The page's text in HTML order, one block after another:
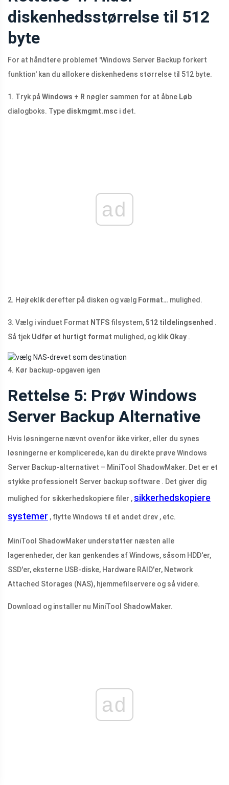
diskenhedsstørrelse til 512
byte
For at håndtere problemet 'Windows Server Backup forkert
funktion' kan du allokere diskenhedens størrelse til 512 byte.
1. Tryk på Windows + R nøgler sammen for at åbne Løb
dialogboks. Type diskmgmt.msc i det.
ad
2. Højreklik derefter på disken og vælg Format… mulighed.
3. Vælg i vinduet Format NTFS filsystem,512 tildelingsenhed .
Så tjek Udfør et hurtigt format mulighed, og klik Okay .
4. Kør backup-opgaven igen
Rettelse 5: Prøv Windows
Server Backup Alternative
Hvis løsningerne nævnt ovenfor ikke virker, eller du synes
løsningerne er komplicerede, kan du direkte prøve Windows
Server Backup-alternativet – MiniTool ShadowMaker. Det er et
stykke professionelt Server backup software . Det giver dig
mulighed for sikkerhedskopiere filer , sikkerhedskopiere
systemer , flytte Windows til et andet drev , etc.
MiniTool ShadowMaker understøtter næsten alle
lagerenheder, der kan genkendes af Windows, såsom HDD'er,
SSD'er, eksterne USB-diske, Hardware RAID'er, Network
Attached Storages (NAS), hjemmefilservere og så videre.
Download og installer nu MiniTool ShadowMaker.
ad